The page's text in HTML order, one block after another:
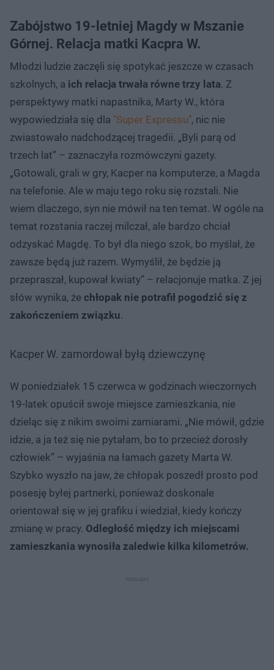
Zabójstwo 19-letniej Magdy w Mszanie
Górnej. Relacja matki Kacpra W.
Młodzi ludzie zaczęli się spotykać jeszcze w czasach
szkolnych, a ich relacja trwała równe trzy lata. Z
perspektywy matki napastnika, Marty W., która
wypowiedziała się dla "Super Expressu", nic nie
zwiastowało nadchodzącej tragedii. „Byli parą od
trzech lat” – zaznaczyła rozmówczyni gazety.
„Gotowali, grali w gry, Kacper na komputerze, a Magda
na telefonie. Ale w maju tego roku się rozstali. Nie
wiem dlaczego, syn nie mówił na ten temat. W ogóle na
temat rozstania raczej milczał, ale bardzo chciał
odzyskać Magdę. To był dla niego szok, bo myślał, że
zawsze będą już razem. Wymyślił, że będzie ją
przepraszał, kupował kwiaty” – relacjonuje matka. Z jej
słów wynika, że chłopak nie potrafił pogodzić się z
zakończeniem związku.
Kacper W. zamordował byłą dziewczynę
W poniedziałek 15 czerwca w godzinach wieczornych
19-latek opuścił swoje miejsce zamieszkania, nie
dzieląc się z nikim swoimi zamiarami. „Nie mówił, gdzie
idzie, a ja też się nie pytałam, bo to przecież dorosły
człowiek” – wyjaśnia na łamach gazety Marta W.
Szybko wyszło na jaw, że chłopak poszedł prosto pod
posesję byłej partnerki, ponieważ doskonale
orientował się w jej grafiku i wiedział, kiedy kończy
zmianę w pracy. Odległość między ich miejscami
zamieszkania wynosiła zaledwie kilka kilometrów.